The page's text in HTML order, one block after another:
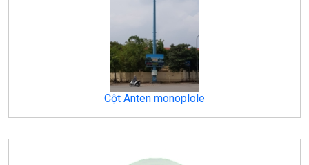
Cột Anten monoplole